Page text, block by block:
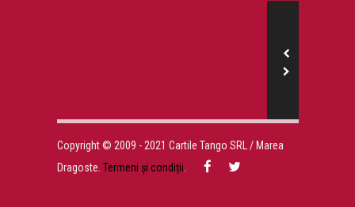
Copyright © 2009 - 2021 Cartile Tango SRL / Marea
Dragoste. Termeni și condiții